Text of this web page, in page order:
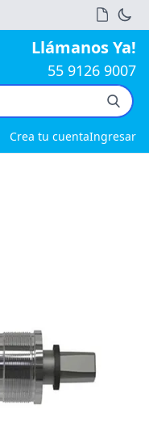
Llámanos Ya!
55 9126 9007
Crea tu cuentaIngresar